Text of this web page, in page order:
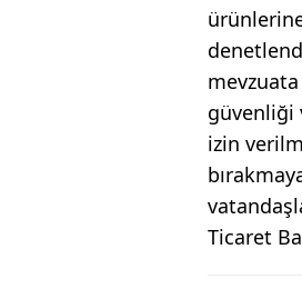
güvenliği
izin
Ticaret